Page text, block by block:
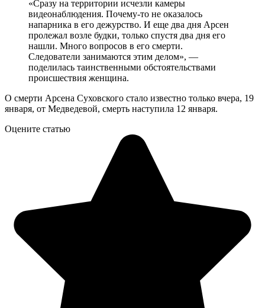
«Сразу на территории исчезли камеры
видеонаблюдения. Почему-то не оказалось
напарника в его дежурство. И еще два дня Арсен
пролежал возле будки, только спустя два дня его
нашли. Много вопросов в его смерти.
Следователи занимаются этим делом», —
поделилась таинственными обстоятельствами
происшествия женщина.
О смерти Арсена Суховского стало известно только вчера, 19
января, от Медведевой, смерть наступила 12 января.
Оцените статью